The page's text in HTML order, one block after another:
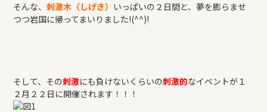
そんな、刺激木（しげき） いっぱいの２日間と、夢を膨らませ
つつ岩国に帰ってまいりました!(^^)!
そして、その刺激にも負けないくらいの刺激的なイベントが１
２月２２日に開催されます！！！